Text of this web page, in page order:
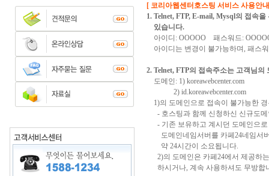
[ 코리아웹센터호스팅 서비스 사용안
1. Telnet, FTP, E-mail, Mysql의 접속
있습니다.
아이디: OOOOO 패스워드:
아이디는 변경이 불가능하며, 패스
2. Telnet, FTP의 접속주소는 고객님의
도메인: 1) koreawebcenter.com
2) id.koreawebcenter.com
1)의 도메인으로 접속이 불가능한
- 호스팅과 함께 신청하신 신규도메
- 기존 보유하고 계시던 도메인으로
도메인네임서버를 카페24네임서버
약 24시간이 소요됩니다.
2)의 도메인은 카페24에서 제공하
하시거나, 계속 사용하셔도 무방합